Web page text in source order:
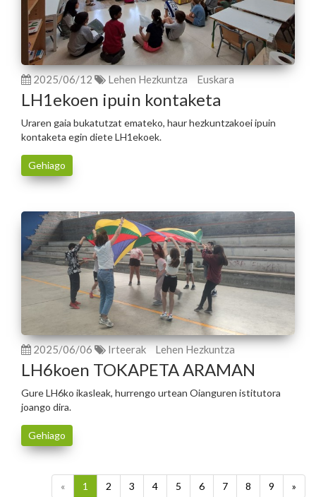
2025/06/12 Lehen Hezkuntza Euskara
LH1ekoen ipuin kontaketa
Uraren gaia bukatutzat emateko, haur hezkuntzakoei ipuin
kontaketa egin diete LH1ekoek.
Gehiago
2025/06/06 Irteerak Lehen Hezkuntza
LH6koen TOKAPETA ARAMAN
Gure LH6ko ikasleak, hurrengo urtean Oianguren istitutora
joango dira.
Gehiago
« 1 2 3 4 5 6 7 8 9 »